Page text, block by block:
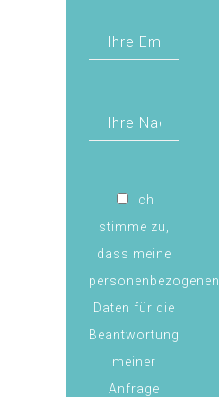
Ich
stimme zu,
dass meine
personenbezogenen
Daten für die
Beantwortung
meiner
Anfrage